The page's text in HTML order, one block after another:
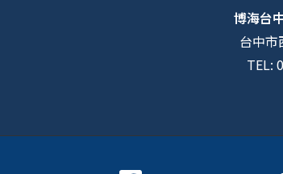
博海台
台中
TEL: